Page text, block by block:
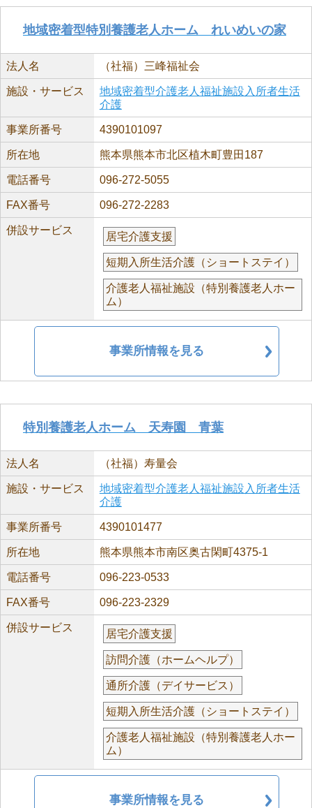
地域密着型特別養護老人ホーム れいめいの家
法人名 （社福）三峰福祉会
施設・サービス
地域密着型介護老人福祉施設入所者生活
介護
事業所番号 4390101097
所在地 熊本県熊本市北区植木町豊田187
電話番号 096-272-5055
FAX番号 096-272-2283
併設サービス
居宅介護支援
短期入所生活介護（ショートステイ）
介護老人福祉施設（特別養護老人ホー
ム）
事業所情報を見る
特別養護老人ホーム 天寿園 青葉
法人名 （社福）寿量会
施設・サービス
地域密着型介護老人福祉施設入所者生活
介護
事業所番号 4390101477
所在地 熊本県熊本市南区奥古閑町4375-1
電話番号 096-223-0533
FAX番号 096-223-2329
併設サービス
居宅介護支援
訪問介護（ホームヘルプ）
通所介護（デイサービス）
短期入所生活介護（ショートステイ）
介護老人福祉施設（特別養護老人ホー
ム）
事業所情報を見る